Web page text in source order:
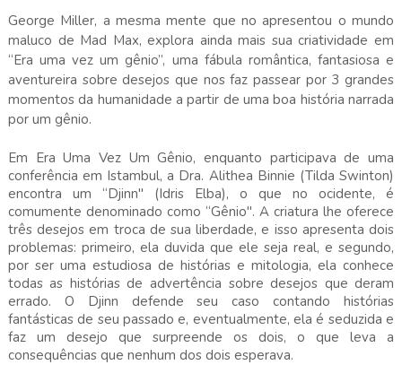
George Miller, a mesma mente que no apresentou o mundo
maluco de Mad Max, explora ainda mais sua criatividade em
“Era uma vez um gênio”, uma fábula romântica, fantasiosa e
aventureira sobre desejos que nos faz passear por 3 grandes
momentos da humanidade a partir de uma boa história narrada
por um gênio.
Em Era Uma Vez Um Gênio, enquanto participava de uma
conferência em Istambul, a Dra. Alithea Binnie (Tilda Swinton)
encontra um “Djinn" (Idris Elba), o que no ocidente, é
comumente denominado como “Gênio". A criatura lhe oferece
três desejos em troca de sua liberdade, e isso apresenta dois
problemas: primeiro, ela duvida que ele seja real, e segundo,
por ser uma estudiosa de histórias e mitologia, ela conhece
todas as histórias de advertência sobre desejos que deram
errado. O Djinn defende seu caso contando histórias
fantásticas de seu passado e, eventualmente, ela é seduzida e
faz um desejo que surpreende os dois, o que leva a
consequências que nenhum dos dois esperava.